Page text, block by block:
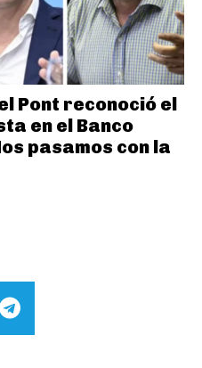
Pont reconoció el
en el Banco
pasamos con la